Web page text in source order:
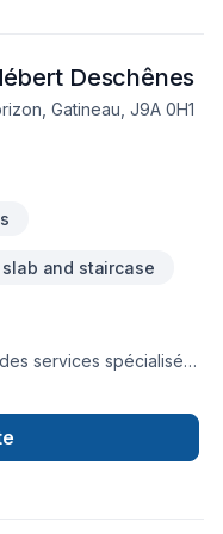
Deschênes
Gatineau, J9A 0H1
slab and staircase
services spécialisés
équipe prend
avec rigueur et
Que ce soit pour une